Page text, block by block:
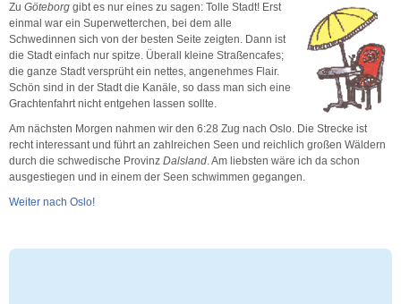
Zu Göteborg gibt es nur eines zu sagen: Tolle Stadt! Erst
einmal war ein Superwetterchen, bei dem alle
Schwedinnen sich von der besten Seite zeigten. Dann ist
die Stadt einfach nur spitze. Überall kleine Straßencafes;
die ganze Stadt versprüht ein nettes, angenehmes Flair.
Schön sind in der Stadt die Kanäle, so dass man sich eine
Grachtenfahrt nicht entgehen lassen sollte.
Am nächsten Morgen nahmen wir den 6:28 Zug nach Oslo. Die Strecke ist
recht interessant und führt an zahlreichen Seen und reichlich großen Wäldern
durch die schwedische Provinz Dalsland. Am liebsten wäre ich da schon
ausgestiegen und in einem der Seen schwimmen gegangen.
Weiter nach Oslo!